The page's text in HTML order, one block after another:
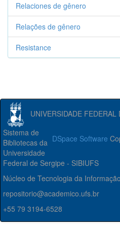
Relaciones de gênero
Relações de gênero
Resistance
UNIVERSIDADE FEDERAL
DSpace Software
Sistema de
Bibliotecas da
Universidade
Federal de Sergipe - SIBIUFS
Núcleo de Tecnologia da
repositorio@academico.ufs.br
+55 79 3194-6528